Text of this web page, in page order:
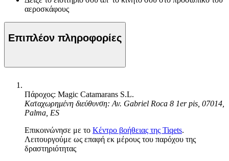
αεροσκάφους
Επιπλέον πληροφορίες
Πάροχος: Magic Catamarans S.L.
Καταχωρημένη διεύθυνση: Av. Gabriel Roca 8 1er pis, 07014,
Palma, ES
Επικοινώνησε με το Κέντρο βοήθειας της Tiqets.
Λειτουργούμε ως επαφή εκ μέρους του παρόχου της
δραστηριότητας